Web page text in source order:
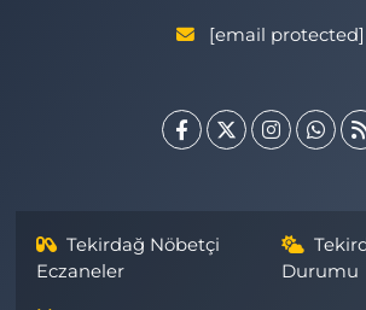
[email protected]
Tekirdağ Nöbetçi
Eczaneler
Durumu